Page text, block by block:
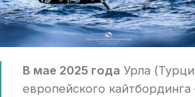
В мае 2025 года Урла
европейского